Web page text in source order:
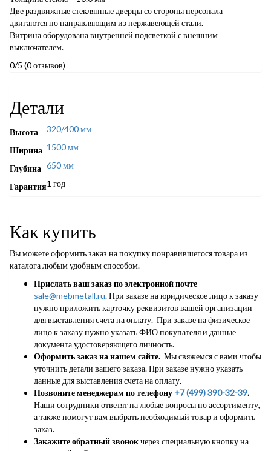
Две раздвижные стеклянные дверцы со стороны персонала
двигаются по направляющим из нержавеющей стали.
Витрина оборудована внутренней подсветкой с внешним
выключателем.
0/5 (0 отзывов)
Детали
Высота 320/400 мм
Ширина 1500 мм
Глубина 650 мм
Гарантия1 год
Как купить
Вы можете оформить заказ на покупку понравившегося товара из
каталога любым удобным способом.
Прислать ваш заказ по электронной почте
sale@mebmetall.ru. При заказе на юридическое лицо к заказу
нужно приложить карточку реквизитов вашей организации
для выставления счета на оплату. При заказе на физическое
лицо к заказу нужно указать ФИО покупателя и данные
документа удостоверяющего личность.
Оформить заказ на нашем сайте. Мы свяжемся с вами чтобы
уточнить детали вашего заказа. При заказе нужно указать
данные для выставления счета на оплату.
Позвоните менеджерам по телефону +7 (499) 390-32-39.
Наши сотрудники ответят на любые вопросы по ассортименту,
а также помогут вам выбрать необходимый товар и оформить
заказ.
Закажите обратный звонокчерез специальную кнопку на